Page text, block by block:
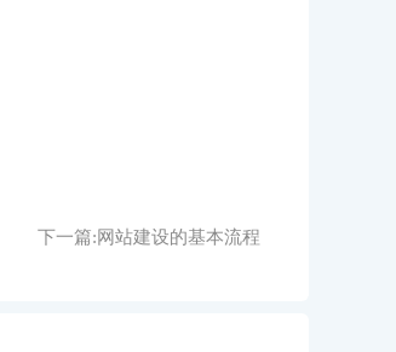
下一篇:网站建设的基本流程